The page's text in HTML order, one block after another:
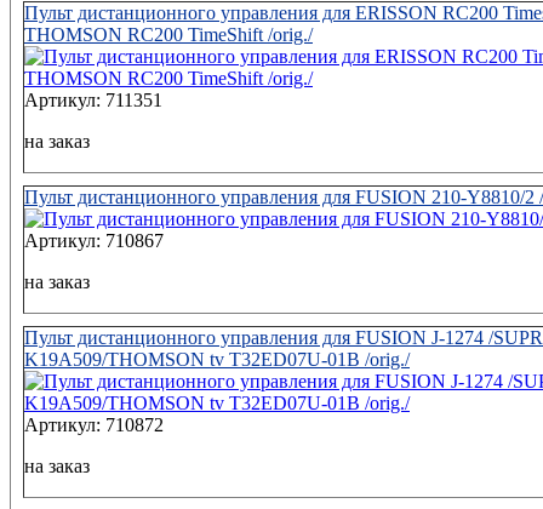
Пульт дистанционного управления для ERISSON RC200
THOMSON RC200 TimeShift /orig./
Артикул: 711351
на заказ
Пульт дистанционного управления для FUSION 210-Y8810/2
Артикул: 710867
на заказ
Пульт дистанционного управления для FUSION J-1274 /
K19A509/THOMSON tv T32ED07U-01B /orig./
Артикул: 710872
на заказ